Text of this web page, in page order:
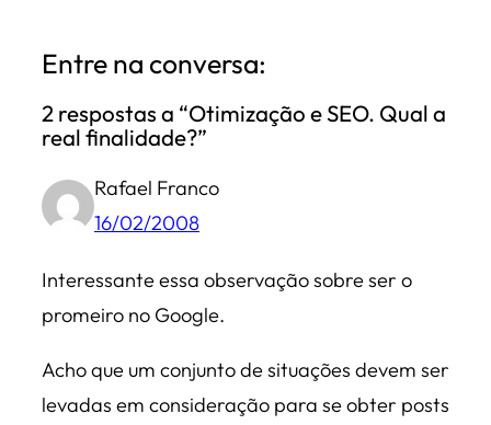
Entre na conversa:
2 respostas a “Otimização e SEO. Qual a
real finalidade?”
Rafael Franco
16/02/2008
Interessante essa observação sobre ser o
promeiro no Google.
Acho que um conjunto de situações devem ser
levadas em consideração para se obter posts